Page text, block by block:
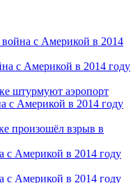
война с Америкой в 2014
с Америкой в 2014 году
штурмуют аэропорт
с Америкой в 2014 году
произошёл взрыв в
с Америкой в 2014 году
с Америкой в 2014 году